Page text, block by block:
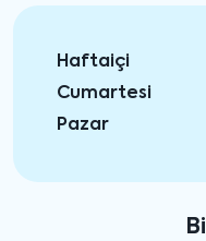
Haftaiçi
Cumartesi
Pazar